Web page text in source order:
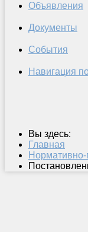
Объявления
Документы
События
Навигация
Вы здесь:
Главная